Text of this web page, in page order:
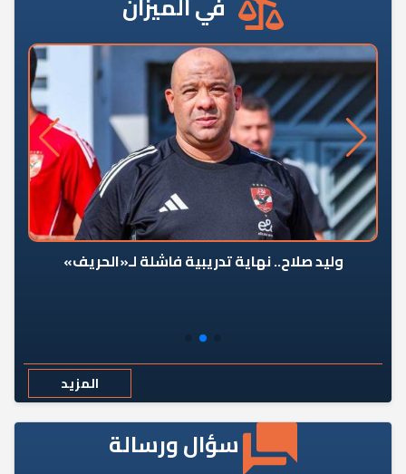
وليد صلاح.. نهاية تدريبية فاشلة لـ«الحريف»
المزيد
سؤال ورسالة